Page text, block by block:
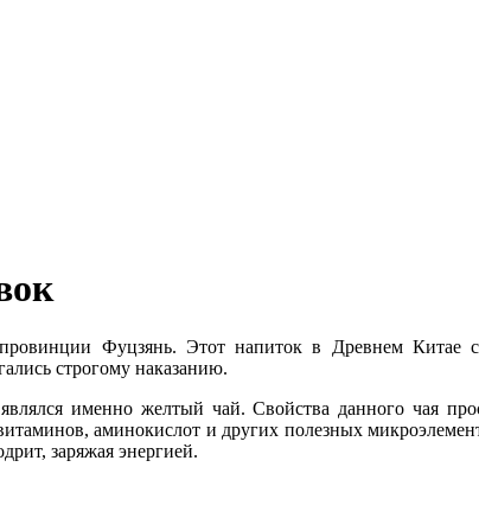
Фуцзянь. Этот напиток в Древнем Китае
строгому наказанию.
именно желтый чай. Свойства данного чая
аминокислот и других полезных
заряжая энергией.